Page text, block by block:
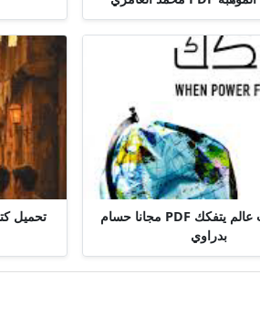
تحميل كتاب عالم يتفكك PDF مجانا حسام
بدراوي